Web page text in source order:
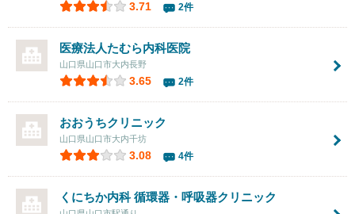
3.71 2件
医療法人たむら内科医院
山口県山口市大内長野
3.65 2件
おおうちクリニック
山口県山口市大内千坊
3.08 4件
くにちか内科 循環器・呼吸器クリニック